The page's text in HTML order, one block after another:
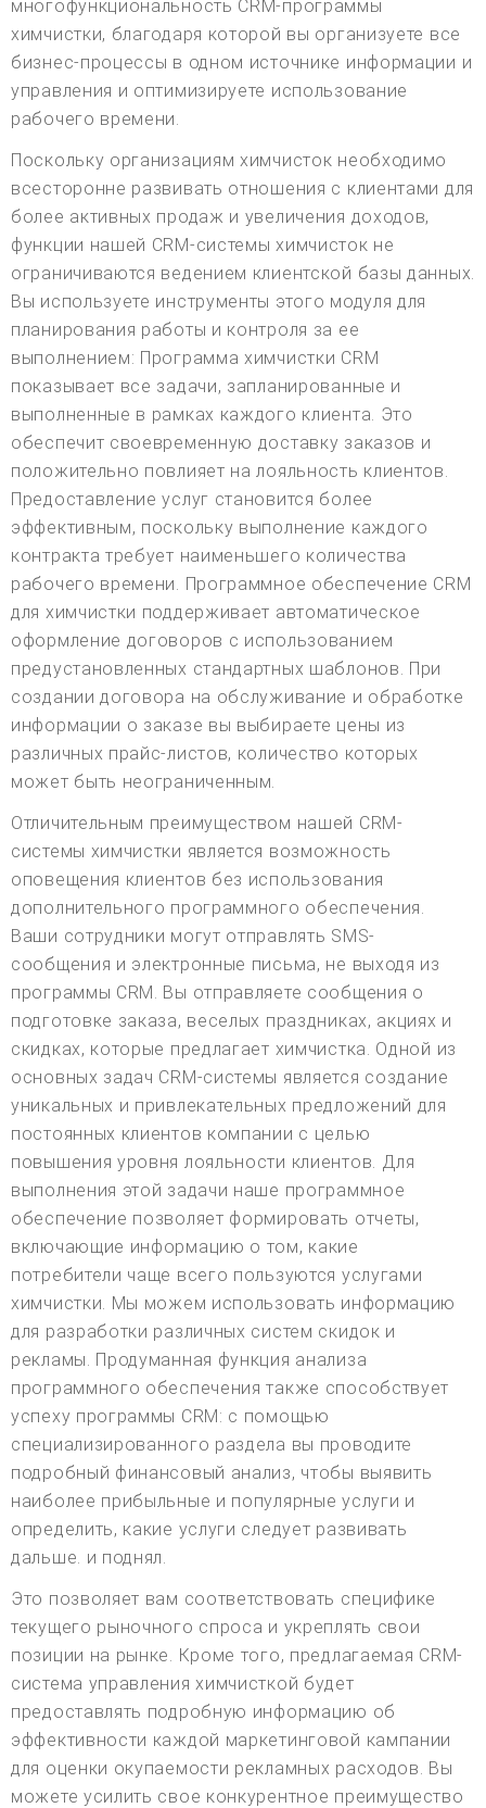
многофункциональность CRM-программы
химчистки, благодаря которой вы организуете все
бизнес-процессы в одном источнике информации и
управления и оптимизируете использование
рабочего времени.
Поскольку организациям химчисток необходимо
всесторонне развивать отношения с клиентами для
более активных продаж и увеличения доходов,
функции нашей CRM-системы химчисток не
ограничиваются ведением клиентской базы данных.
Вы используете инструменты этого модуля для
планирования работы и контроля за ее
выполнением: Программа химчистки CRM
показывает все задачи, запланированные и
выполненные в рамках каждого клиента. Это
обеспечит своевременную доставку заказов и
положительно повлияет на лояльность клиентов.
Предоставление услуг становится более
эффективным, поскольку выполнение каждого
контракта требует наименьшего количества
рабочего времени. Программное обеспечение CRM
для химчистки поддерживает автоматическое
оформление договоров с использованием
предустановленных стандартных шаблонов. При
создании договора на обслуживание и обработке
информации о заказе вы выбираете цены из
различных прайс-листов, количество которых
может быть неограниченным.
Отличительным преимуществом нашей CRM-
системы химчистки является возможность
оповещения клиентов без использования
дополнительного программного обеспечения.
Ваши сотрудники могут отправлять SMS-
сообщения и электронные письма, не выходя из
программы CRM. Вы отправляете сообщения о
подготовке заказа, веселых праздниках, акциях и
скидках, которые предлагает химчистка. Одной из
основных задач CRM-системы является создание
уникальных и привлекательных предложений для
постоянных клиентов компании с целью
повышения уровня лояльности клиентов. Для
выполнения этой задачи наше программное
обеспечение позволяет формировать отчеты,
включающие информацию о том, какие
потребители чаще всего пользуются услугами
химчистки. Мы можем использовать информацию
для разработки различных систем скидок и
рекламы. Продуманная функция анализа
программного обеспечения также способствует
успеху программы CRM: с помощью
специализированного раздела вы проводите
подробный финансовый анализ, чтобы выявить
наиболее прибыльные и популярные услуги и
определить, какие услуги следует развивать
дальше. и поднял.
Это позволяет вам соответствовать специфике
текущего рыночного спроса и укреплять свои
позиции на рынке. Кроме того, предлагаемая CRM-
система управления химчисткой будет
предоставлять подробную информацию об
эффективности каждой маркетинговой кампании
для оценки окупаемости рекламных расходов. Вы
можете усилить свое конкурентное преимущество